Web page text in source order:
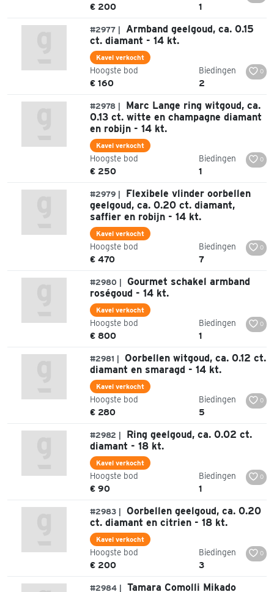
€ 200 1
#2977 |
Armband geelgoud, ca. 0.15
ct. diamant - 14 kt.
Kavel verkocht
Hoogste bod
€ 160
Biedingen
2
0
#2978 |
Marc Lange ring witgoud, ca.
0.13 ct. witte en champagne diamant
en robijn - 14 kt.
Kavel verkocht
Hoogste bod
€ 250
Biedingen
1
0
#2979 |
Flexibele vlinder oorbellen
geelgoud, ca. 0.20 ct. diamant,
saffier en robijn - 14 kt.
Kavel verkocht
Hoogste bod
€ 470
Biedingen
7
0
#2980 |
Gourmet schakel armband
roségoud - 14 kt.
Kavel verkocht
Hoogste bod
€ 800
Biedingen
1
0
#2981 |
Oorbellen witgoud, ca. 0.12 ct.
diamant en smaragd - 14 kt.
Kavel verkocht
Hoogste bod
€ 280
Biedingen
5
0
#2982 |
Ring geelgoud, ca. 0.02 ct.
diamant - 18 kt.
Kavel verkocht
Hoogste bod
€ 90
Biedingen
1
0
#2983 |
Oorbellen geelgoud, ca. 0.20
ct. diamant en citrien - 18 kt.
Kavel verkocht
Hoogste bod
€ 200
Biedingen
3
0
#2984 |
Tamara Comolli Mikado